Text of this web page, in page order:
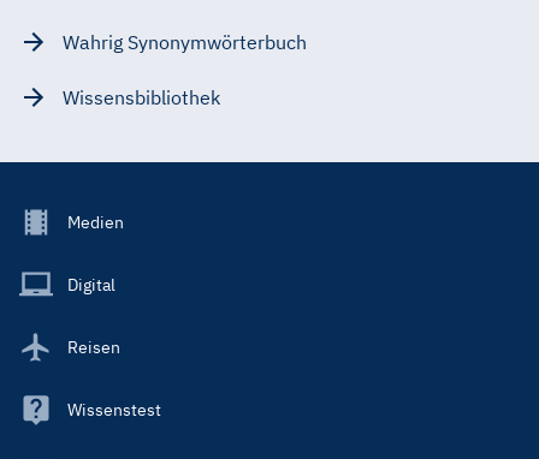
Wahrig Synonymwörterbuch
Wissensbibliothek
Footer
Main
Medien
Digital
Reisen
Wissenstest